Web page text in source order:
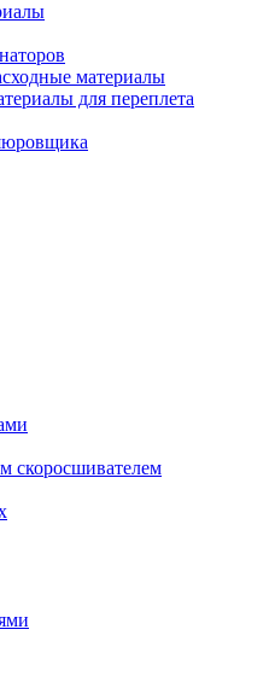
материалы
для переплета
скоросшивателем